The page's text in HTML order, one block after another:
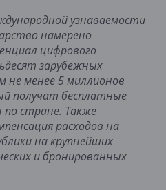
узнаваемости
намерено
цифрового
зарубежных
не менее 5 миллионов
получат бесплатные
стране. Также
расходов на
на крупнейших
и бронированных